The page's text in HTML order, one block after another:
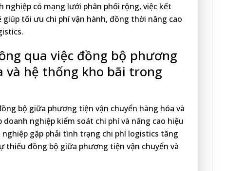
nghiệp có mạng lưới phân phối rộng, việc kết
tối ưu chi phí vận hành, đồng thời nâng cao
qua việc đồng bộ phương
và hệ thống kho bãi trong
bộ giữa phương tiện vận chuyển hàng hóa và
nghiệp kiểm soát chi phí và nâng cao hiệu
gặp phải tình trạng chi phí logistics tăng
thiếu đồng bộ giữa phương tiện vận chuyển và